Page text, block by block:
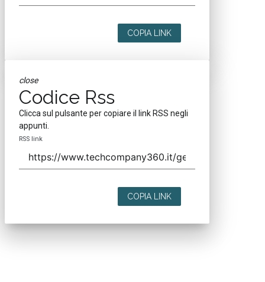
COPIA LINK
close
Codice Rss
Clicca sul pulsante per copiare il link RSS negli
appunti.
RSS link
COPIA LINK